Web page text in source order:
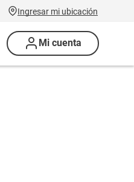
Ingresar mi ubicación
Mi cuenta